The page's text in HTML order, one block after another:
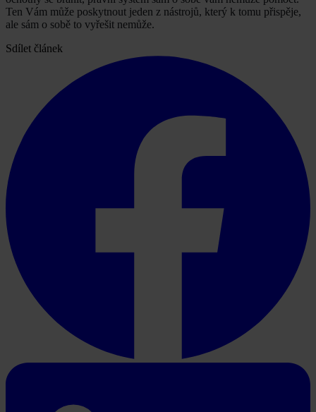
Ten Vám může poskytnout jeden z nástrojů, který k tomu přispěje,
ale sám o sobě to vyřešit nemůže.
Sdílet článek